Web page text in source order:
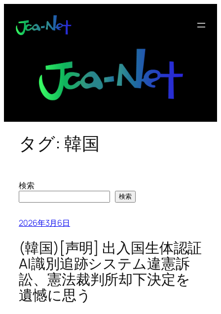
タグ: 韓国
検索
検索
2026年3月6日
(韓国)[声明] 出入国生体認証
AI識別追跡システム違憲訴
訟、憲法裁判所却下決定を
遺憾に思う